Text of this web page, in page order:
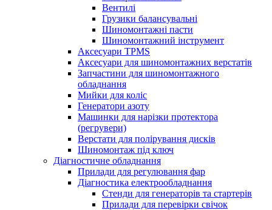
Вентилі
Грузики балансувальні
Шиномонтажні пасти
Шиномонтажний інструмент
Аксесуари TPMS
Аксесуари для шиномонтажних верстатів
Запчастини для шиномонтажного
обладнання
Мийки для коліс
Генератори азоту
Машинки для нарізки протектора
(регрувери)
Верстати для полірування дисків
Шиномонтаж під ключ
Діагностичне обладнання
Прилади для регулювання фар
Діагностика електрообладнання
Стенди для генераторів та стартерів
Прилади для перевірки свічок